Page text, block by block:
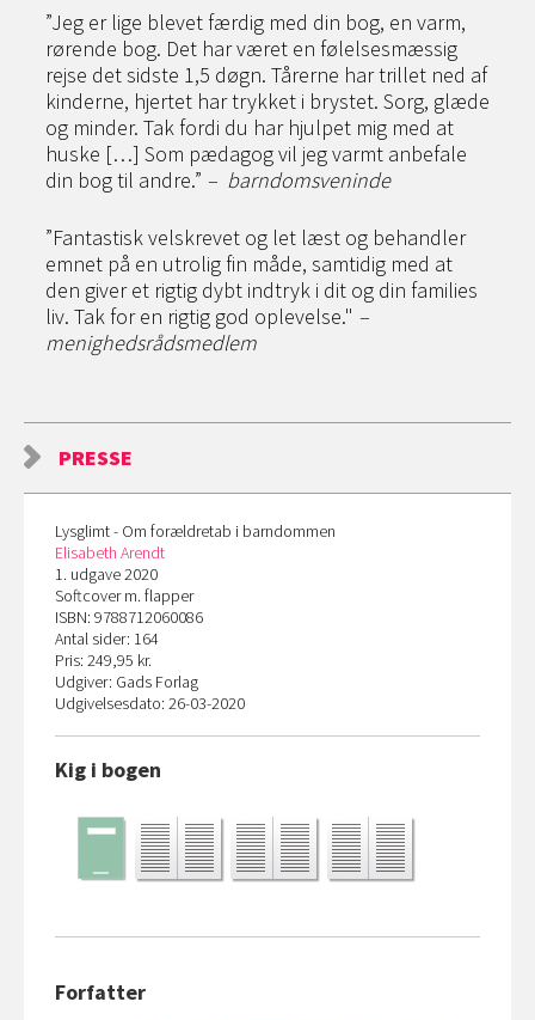
”Jeg er lige blevet færdig med din bog, en varm,
rørende bog. Det har været en følelsesmæssig
rejse det sidste 1,5 døgn. Tårerne har trillet ned af
kinderne, hjertet har trykket i brystet. Sorg, glæde
og minder. Tak fordi du har hjulpet mig med at
huske […] Som pædagog vil jeg varmt anbefale
din bog til andre.” – barndomsveninde
”Fantastisk velskrevet og let læst og behandler
emnet på en utrolig fin måde, samtidig med at
den giver et rigtig dybt indtryk i dit og din families
liv. Tak for en rigtig god oplevelse." –
menighedsrådsmedlem
PRESSE
Lysglimt - Om forældretab i barndommen
Elisabeth Arendt
1. udgave 2020
Softcover m. flapper
ISBN: 9788712060086
Antal sider: 164
Pris: 249,95 kr.
Udgiver: Gads Forlag
Udgivelsesdato: 26-03-2020
Kig i bogen
Forfatter